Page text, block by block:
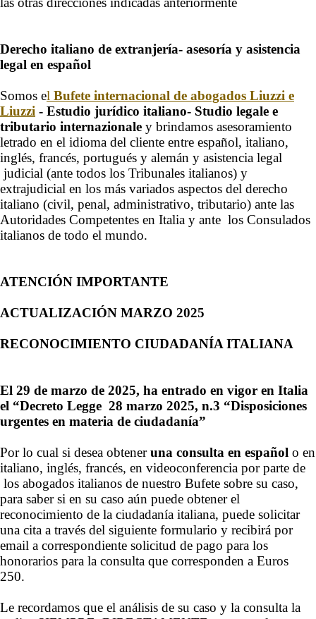
Derecho italiano de extranjería- asesoría y asistencia
legal en español
Somos el Bufete internacional de abogados Liuzzi e
Liuzzi - Estudio jurídico italiano- Studio legale e
tributario internazionale y brindamos asesoramiento
letrado en el idioma del cliente entre español, italiano,
inglés, francés, portugués y alemán y asistencia legal
judicial (ante todos los Tribunales italianos) y
extrajudicial en los más variados aspectos del derecho
italiano (civil, penal, administrativo, tributario) ante las
Autoridades Competentes en Italia y ante los Consulados
italianos de todo el mundo.
ATENCIÓN IMPORTANTE
ACTUALIZACIÓN MARZO 2025
RECONOCIMIENTO CIUDADANÍA ITALIANA
El 29 de marzo de 2025, ha entrado en vigor en Italia
el “Decreto Legge 28 marzo 2025, n.3 “Disposiciones
urgentes en materia de ciudadanía”
Por lo cual si desea obteneruna consulta en español o en
italiano, inglés, francés, en videoconferencia por parte de
los abogados italianos de nuestro Bufete sobre su caso,
para saber si en su caso aún puede obtener el
reconocimiento de la ciudadanía italiana, puede solicitar
una cita a través del siguiente formulario y recibirá por
email a correspondiente solicitud de pago para los
honorarios para la consulta que corresponden a Euros
250.
Le recordamos que el análisis de su caso y la consulta la